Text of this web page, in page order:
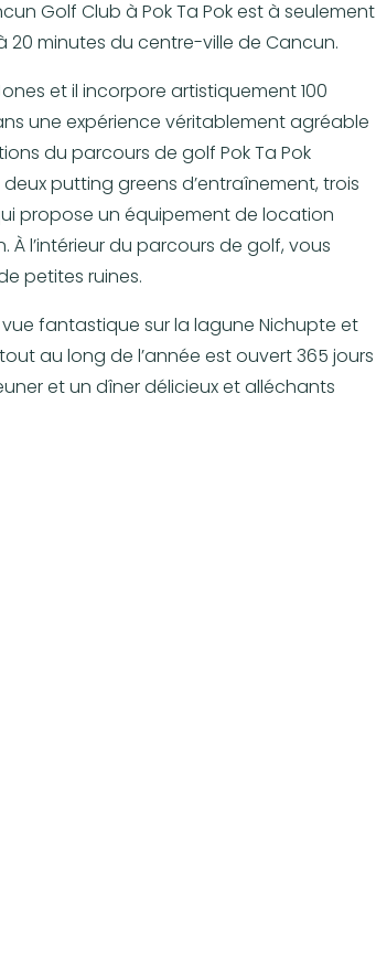
Golf Club à Pok Ta Pok est à seulement
20 minutes du centre-ville de Cancun.
et il incorpore artistiquement 100
une expérience véritablement agréable
du parcours de golf Pok Ta Pok
putting greens d’entraînement, trois
propose un équipement de location
l’intérieur du parcours de golf, vous
petites ruines.
fantastique sur la lagune Nichupte et
au long de l’année est ouvert 365 jours
et un dîner délicieux et alléchants